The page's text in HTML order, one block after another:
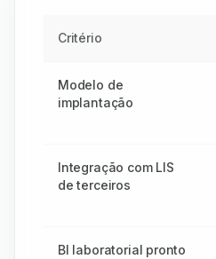
Critério
Modelo de
implantação
Integração com LIS
de terceiros
BI laboratorial pronto